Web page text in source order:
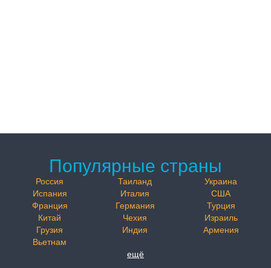
Популярные страны
Россия Таиланд
Украина
Испания
Италия
США
Франция
Германия
Турция
Китай
Чехия
Израиль
Грузия
Индия
Армения
Вьетнам
ещё